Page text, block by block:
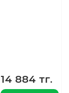
14 884 тг.